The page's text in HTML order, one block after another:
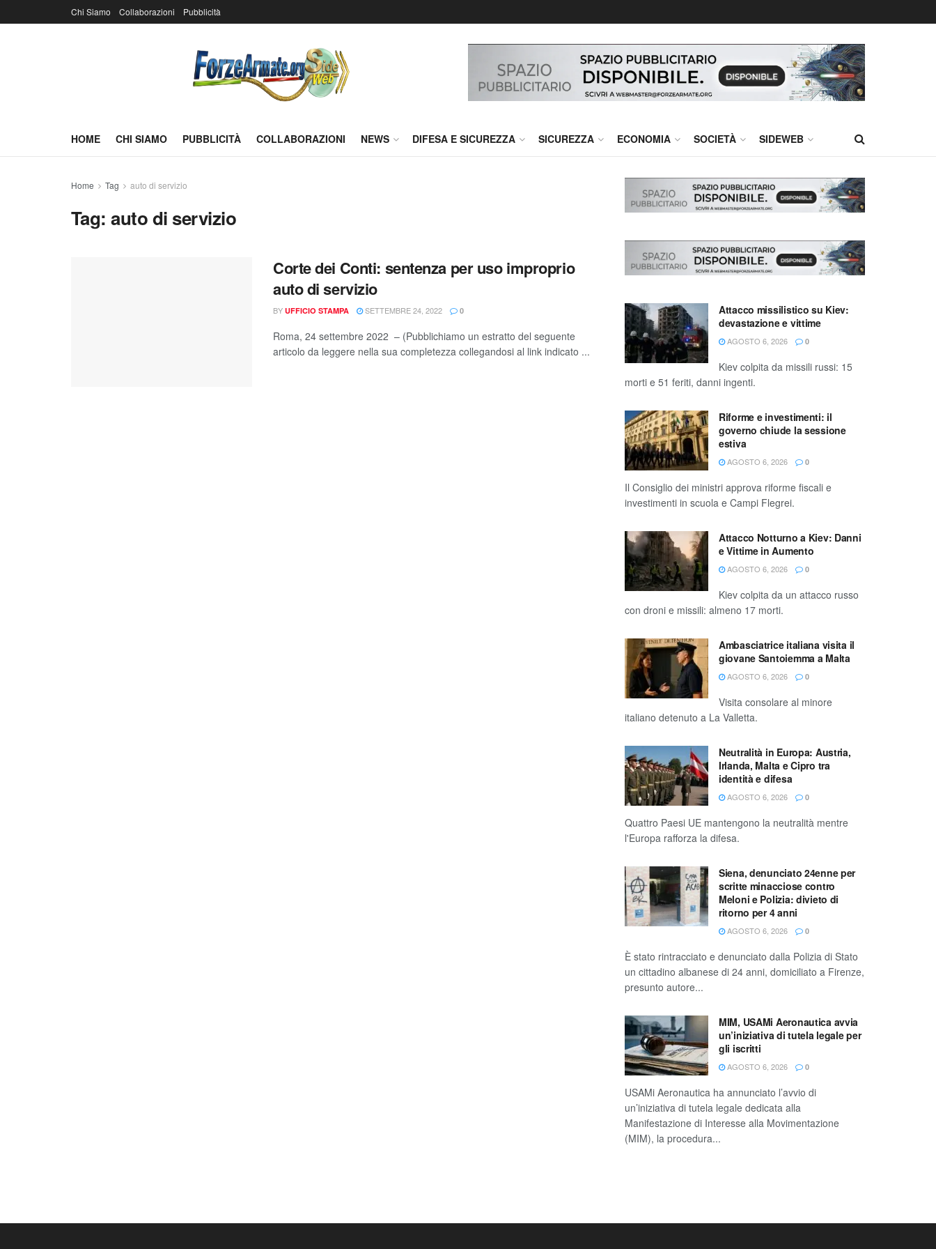
Chi Siamo Collaborazioni Pubblicità
HOME CHI SIAMO PUBBLICITÀ COLLABORAZIONI NEWS DIFESA E SICUREZZA SICUREZZA ECONOMIA SOCIETÀ SIDEWEB
Home Tag auto di servizio
Tag:auto di servizio
Corte dei Conti: sentenza per uso improprio
auto di servizio
BY UFFICIO STAMPA SETTEMBRE 24, 2022 0
Roma, 24 settembre 2022 – (Pubblichiamo un estratto del seguente
articolo da leggere nella sua completezza collegandosi al link indicato ...
Attacco missilistico su Kiev:
devastazione e vittime
AGOSTO 6, 2026 0
Kiev colpita da missili russi: 15
morti e 51 feriti, danni ingenti.
Riforme e investimenti: il
governo chiude la sessione
estiva
AGOSTO 6, 2026 0
Il Consiglio dei ministri approva riforme fiscali e
investimenti in scuola e Campi Flegrei.
Attacco Notturno a Kiev: Danni
e Vittime in Aumento
AGOSTO 6, 2026 0
Kiev colpita da un attacco russo
con droni e missili: almeno 17 morti.
Ambasciatrice italiana visita il
giovane Santoiemma a Malta
AGOSTO 6, 2026 0
Visita consolare al minore
italiano detenuto a La Valletta.
Neutralità in Europa: Austria,
Irlanda, Malta e Cipro tra
identità e difesa
AGOSTO 6, 2026 0
Quattro Paesi UE mantengono la neutralità mentre
l'Europa rafforza la difesa.
Siena, denunciato 24enne per
scritte minacciose contro
Meloni e Polizia: divieto di
ritorno per 4 anni
AGOSTO 6, 2026 0
È stato rintracciato e denunciato dalla Polizia di Stato
un cittadino albanese di 24 anni, domiciliato a Firenze,
presunto autore...
MIM, USAMi Aeronautica avvia
un’iniziativa di tutela legale per
gli iscritti
AGOSTO 6, 2026 0
USAMi Aeronautica ha annunciato l’avvio di
un’iniziativa di tutela legale dedicata alla
Manifestazione di Interesse alla Movimentazione
(MIM), la procedura...